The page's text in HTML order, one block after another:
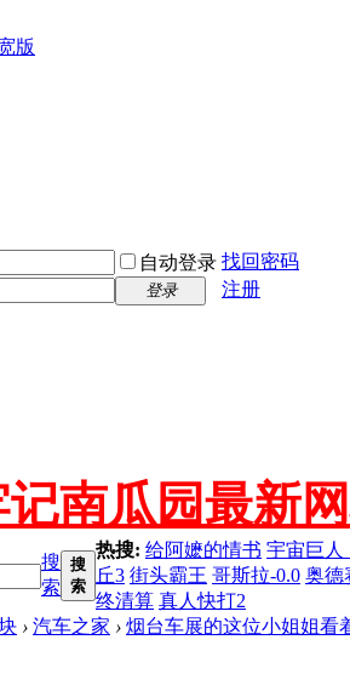
版
自动登录 找回密码
登录
注册
南瓜园最新
搜
索
搜
索
热搜: 给阿嬷的情书 宇宙巨人
丘3 街头霸王 哥斯拉-0.0 奥德
终清算 真人快打2
› 汽车之家 › 烟台车展的这位小姐姐看